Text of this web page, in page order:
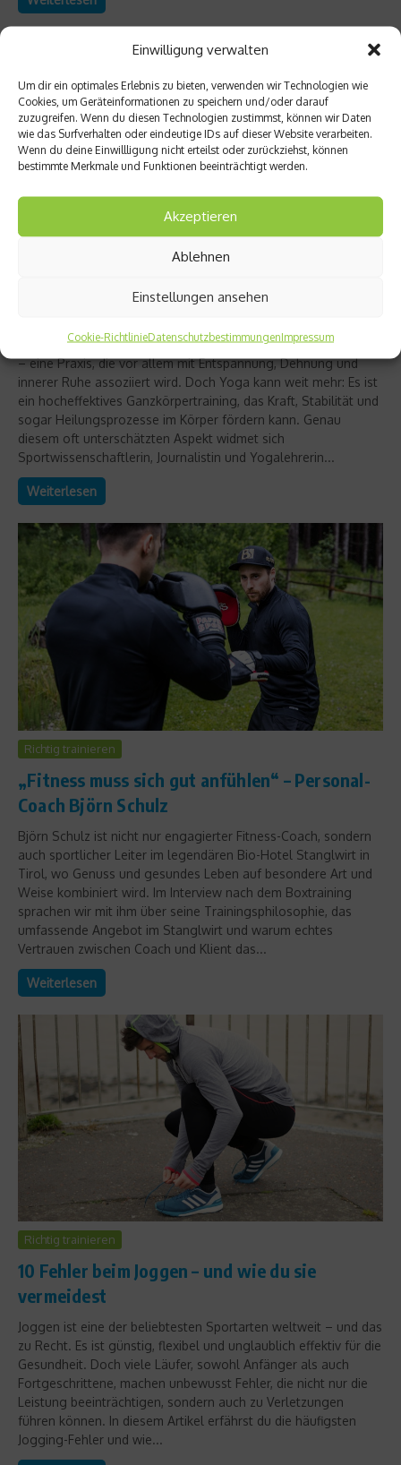
Einwilligung verwalten
Um dir ein optimales Erlebnis zu bieten, verwenden wir Technologien wie
Cookies, um Geräteinformationen zu speichern und/oder darauf
zuzugreifen. Wenn du diesen Technologien zustimmst, können wir Daten
wie das Surfverhalten oder eindeutige IDs auf dieser Website verarbeiten.
Wenn du deine Einwillligung nicht erteilst oder zurückziehst, können
bestimmte Merkmale und Funktionen beeinträchtigt werden.
Akzeptieren
Ablehnen
Einstellungen ansehen
Cookie-RichtlinieDatenschutzbestimmungenImpressum
Christine Bielecki über ihr Buch „Yoga Power“
Yoga gilt für viele als sanfter Ausgleich zum hektischen Alltag
– eine Praxis, die vor allem mit Entspannung, Dehnung und
innerer Ruhe assoziiert wird. Doch Yoga kann weit mehr: Es ist
ein hocheffektives Ganzkörpertraining, das Kraft, Stabilität und
sogar Heilungsprozesse im Körper fördern kann. Genau
diesem oft unterschätzten Aspekt widmet sich
Sportwissenschaftlerin, Journalistin und Yogalehrerin...
Weiterlesen
Richtig trainieren
„Fitness muss sich gut anfühlen“ – Personal-
Coach Björn Schulz
Björn Schulz ist nicht nur engagierter Fitness-Coach, sondern
auch sportlicher Leiter im legendären Bio-Hotel Stanglwirt in
Tirol, wo Genuss und gesundes Leben auf besondere Art und
Weise kombiniert wird. Im Interview nach dem Boxtraining
sprachen wir mit ihm über seine Trainingsphilosophie, das
umfassende Angebot im Stanglwirt und warum echtes
Vertrauen zwischen Coach und Klient das...
Weiterlesen
Richtig trainieren
10 Fehler beim Joggen – und wie du sie
vermeidest
Joggen ist eine der beliebtesten Sportarten weltweit – und das
zu Recht. Es ist günstig, flexibel und unglaublich effektiv für die
Gesundheit. Doch viele Läufer, sowohl Anfänger als auch
Fortgeschrittene, machen unbewusst Fehler, die nicht nur die
Leistung beeinträchtigen, sondern auch zu Verletzungen
führen können. In diesem Artikel erfährst du die häufigsten
Jogging-Fehler und wie...